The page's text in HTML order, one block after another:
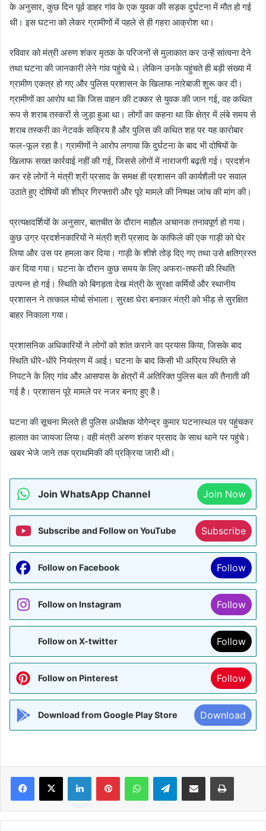
के अनुसार, कुछ दिन पूर्व डाहर गांव के एक युवक की सड़क दुर्घटना में मौत हो गई
थी। इस घटना को लेकर ग्रामीणों में पहले से ही गहरा आक्रोश था।
रविवार को मंत्री अरुण शंकर मृतक के परिजनों से मुलाकात कर उन्हें सांत्वना देने
तथा घटना की जानकारी लेने गांव पहुंचे थे। लेकिन उनके पहुंचते ही बड़ी संख्या में
ग्रामीण एकत्र हो गए और पुलिस प्रशासन के खिलाफ नारेबाजी शुरू कर दी।
ग्रामीणों का आरोप था कि जिस वाहन की टक्कर से युवक की जान गई, वह कथित
रूप से शराब तस्करों से जुड़ा हुआ था। लोगों का कहना था कि क्षेत्र में लंबे समय से
शराब तस्करी का नेटवर्क सक्रिय है और पुलिस की कथित शह पर यह कारोबार
फल-फूल रहा है। ग्रामीणों ने आरोप लगाया कि दुर्घटना के बाद भी दोषियों के
खिलाफ सख्त कार्रवाई नहीं की गई, जिससे लोगों में नाराजगी बढ़ती गई। प्रदर्शन
कर रहे लोगों ने मंत्री श्री प्रसाद के समक्ष ही प्रशासन की कार्यशैली पर सवाल
उठाते हुए दोषियों की शीघ्र गिरफ्तारी और पूरे मामले की निष्पक्ष जांच की मांग की।
प्रत्यक्षदर्शियों के अनुसार, बातचीत के दौरान माहौल अचानक तनावपूर्ण हो गया।
कुछ उग्र प्रदर्शनकारियों ने मंत्री श्री प्रसाद के काफिले की एक गाड़ी को घेर
लिया और उस पर हमला कर दिया। गाड़ी के शीशे तोड़ दिए गए तथा उसे क्षतिग्रस्त
कर दिया गया। घटना के दौरान कुछ समय के लिए अफरा-तफरी की स्थिति
उत्पन्न हो गई। स्थिति को बिगड़ता देख मंत्री के सुरक्षा कर्मियों और स्थानीय
प्रशासन ने तत्काल मोर्चा संभाला। सुरक्षा घेरा बनाकर मंत्री को भीड़ से सुरक्षित
बाहर निकाला गया।
प्रशासनिक अधिकारियों ने लोगों को शांत कराने का प्रयास किया, जिसके बाद
स्थिति धीरे-धीरे नियंत्रण में आई। घटना के बाद किसी भी अप्रिय स्थिति से
निपटने के लिए गांव और आसपास के क्षेत्रों में अतिरिक्त पुलिस बल की तैनाती की
गई है। प्रशासन पूरे मामले पर नजर बनाए हुए है।
घटना की सूचना मिलते ही पुलिस अधीक्षक योगेन्द्र कुमार घटनास्थल पर पहुंचकर
हालात का जायजा लिया। वही मंत्री अरुण शंकर प्रसाद के साथ थाने पर पहुंचे।
खबर भेजे जाने तक प्राथमिकी की प्रक्रिया जारी थी।
Join WhatsApp Channel Join Now
Subscribe and Follow on YouTube Subscribe
Follow on Facebook Follow
Follow on Instagram Follow
Follow on X-twitter Follow
Follow on Pinterest Follow
Download from Google Play Store Download
Facebook
X LinkedInPinterestWhatsAppTelegramShare via Email Print